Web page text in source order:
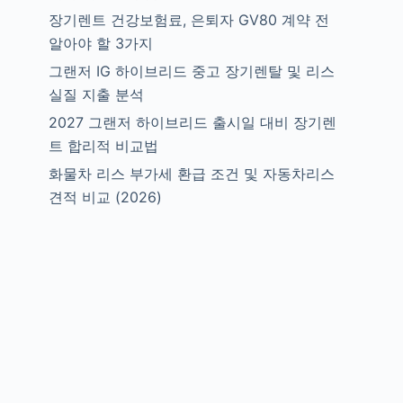
장기렌트 건강보험료, 은퇴자 GV80 계약 전
알아야 할 3가지
그랜저 IG 하이브리드 중고 장기렌탈 및 리스
실질 지출 분석
2027 그랜저 하이브리드 출시일 대비 장기렌
트 합리적 비교법
화물차 리스 부가세 환급 조건 및 자동차리스
견적 비교 (2026)